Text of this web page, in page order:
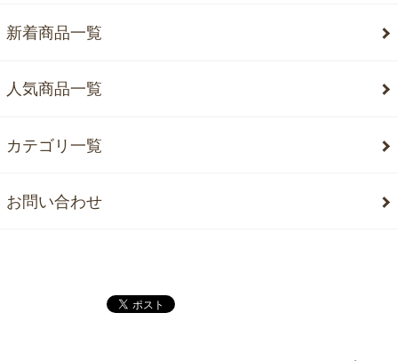
新着商品一覧
人気商品一覧
カテゴリ一覧
お問い合わせ